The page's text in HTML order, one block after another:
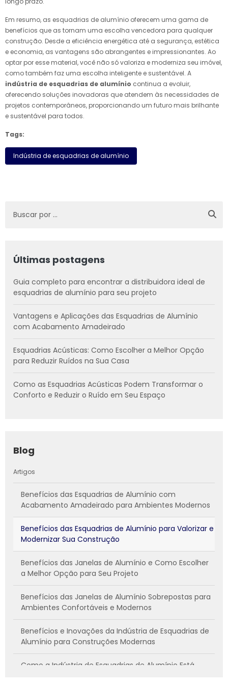
Em resumo, as esquadrias de alumínio oferecem uma gama de
benefícios que as tornam uma escolha vencedora para qualquer
construção. Desde a eficiência energética até a segurança, estética
e economia, as vantagens são abrangentes e impressionantes. Ao
optar por esse material, você não só valoriza e moderniza seu imóvel,
como também faz uma escolha inteligente e sustentável. A
indústria de esquadrias de alumínio continua a evoluir,
oferecendo soluções inovadoras que atendem às necessidades de
projetos contemporâneos, proporcionando um futuro mais brilhante
e sustentável para todos.
Tags:
Indústria de esquadrias de alumínio
Últimas postagens
Guia completo para encontrar a distribuidora ideal de
esquadrias de alumínio para seu projeto
Vantagens e Aplicações das Esquadrias de Alumínio
com Acabamento Amadeirado
Esquadrias Acústicas: Como Escolher a Melhor Opção
para Reduzir Ruídos na Sua Casa
Como as Esquadrias Acústicas Podem Transformar o
Conforto e Reduzir o Ruído em Seu Espaço
Blog
Artigos
Benefícios das Esquadrias de Alumínio com
Acabamento Amadeirado para Ambientes Modernos
Benefícios das Esquadrias de Alumínio para Valorizar e
Modernizar Sua Construção
Benefícios das Janelas de Alumínio e Como Escolher
a Melhor Opção para Seu Projeto
Benefícios das Janelas de Alumínio Sobrepostas para
Ambientes Confortáveis e Modernos
Benefícios e Inovações da Indústria de Esquadrias de
Alumínio para Construções Modernas
Como a Indústria de Esquadrias de Alumínio Está